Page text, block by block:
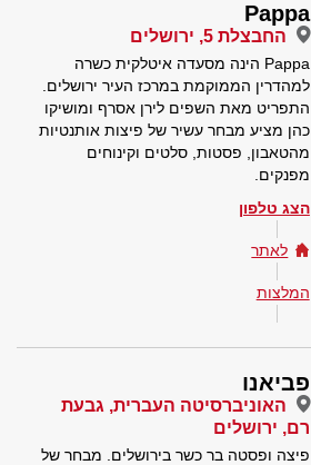
Pappa
החבצלת 5, ירושלים
Pappa הינה מסעדה איטלקית כשרה
למהדרין הממוקמת במרכז העיר ירושלים.
התפריט מאת השפים לירן אסרף ומושיקו
כהן מציע מבחר עשיר של פיצות אותנטיות
מהטאבון, פסטות, סלטים וקינוחים
מפנקים.
הצג טלפון
לאתר
המלצות
פביאנו
האוניברסיטה העברית, גבעת
רם, ירושלים
פיצה ופסטה בר כשר בירושלים. מבחר של